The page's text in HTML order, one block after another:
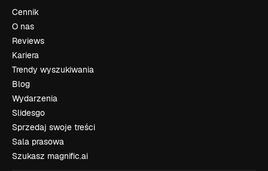
Cennik
O nas
Reviews
Kariera
Trendy wyszukiwania
Blog
Wydarzenia
Slidesgo
Sprzedaj swoje treści
Sala prasowa
Szukasz magnific.ai